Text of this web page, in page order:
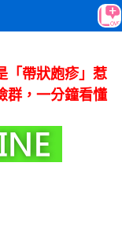
「帶狀皰疹」惹
群，一分鐘看懂